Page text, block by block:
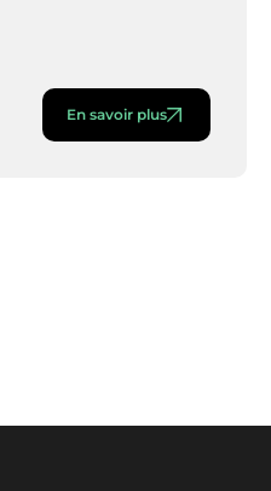
En savoir plus